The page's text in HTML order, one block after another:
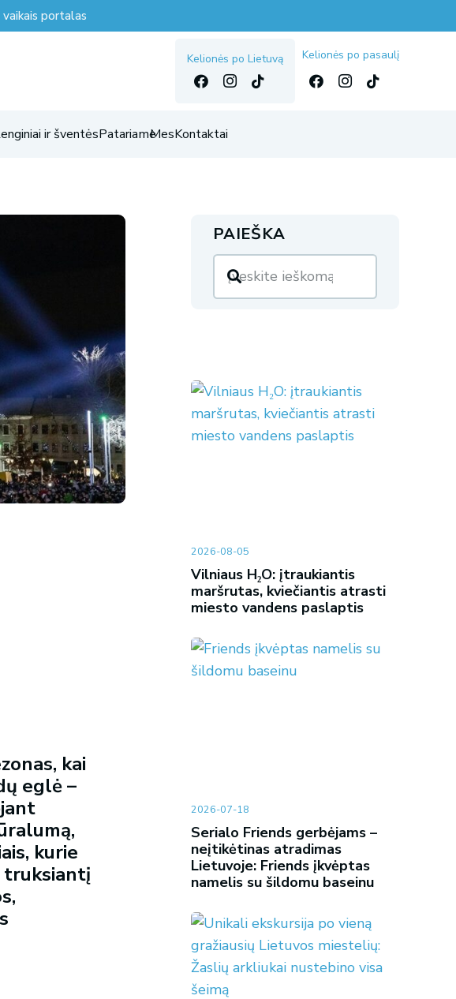
portalas
Kelionės po Lietuvą Kelionės po pasaulį
ir šventėsPatariameMesKontaktai
kai
eglė –
kurie
truksiantį
PAIEŠKA
2026-08-05
Vilniaus H₂O: įtraukiantis
maršrutas, kviečiantis atrasti
miesto vandens paslaptis
2026-07-18
Serialo Friends gerbėjams –
neįtikėtinas atradimas
Lietuvoje: Friends įkvėptas
namelis su šildomu baseinu